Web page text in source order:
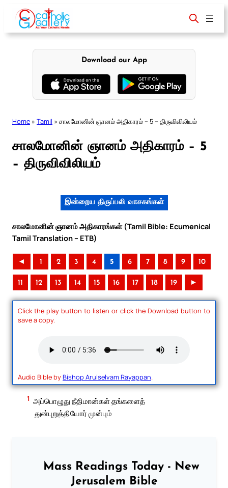
content
Download our App
Home » Tamil » சாலமோனின் ஞானம் அதிகாரம் – 5 – திருவிவிலியம்
சாலமோனின் ஞானம் அதிகாரம் – 5
– திருவிவிலியம்
இன்றைய திருப்பலி வாசகங்கள்
சாலமோனின் ஞானம் அதிகாரங்கள் (Tamil Bible: Ecumenical
Tamil Translation – ETB)
◄ 1 2 3 4 5 6 7 8 9 10
11 12 13 14 15 16 17 18 19 ►
Click the play button to listen or click the Download button to
save a copy.
Audio Bible byBishop Arulselvam Rayappan.
1 அப்பொழுது நீதிமான்கள் தங்களைத்
துன்புறுத்தியோர் முன்பும்
Mass Readings Today - New
Jerusalem Bible